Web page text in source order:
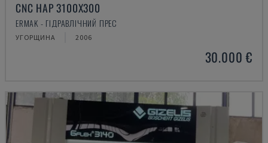
CNC HAP 3100X300
ERMAK - ГІДРАВЛІЧНИЙ ПРЕС
УГОРЩИНА 2006
30.000 €